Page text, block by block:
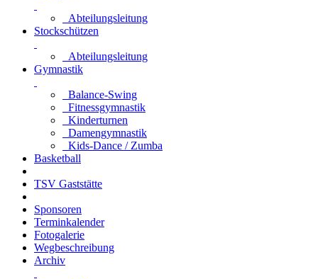
Abteilungsleitung
Stockschützen
Abteilungsleitung
Gymnastik
Balance-Swing
Fitnessgymnastik
Kinderturnen
Damengymnastik
Kids-Dance / Zumba
Basketball
TSV Gaststätte
Sponsoren
Terminkalender
Fotogalerie
Wegbeschreibung
Archiv